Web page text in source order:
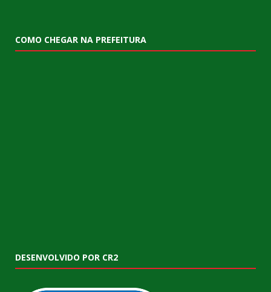
COMO CHEGAR NA PREFEITURA
DESENVOLVIDO POR CR2